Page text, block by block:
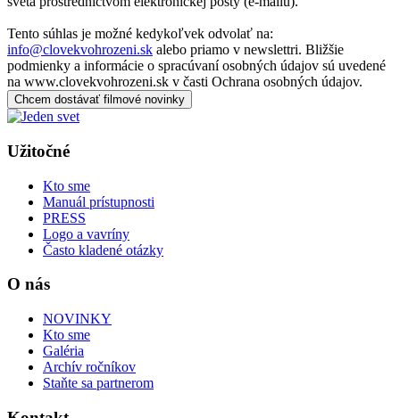
Tento súhlas je možné kedykoľvek odvolať na:
info@clovekvohrozeni.sk alebo priamo v newslettri. Bližšie
podmienky a informácie o spracúvaní osobných údajov sú uvedené
na www.clovekvohrozeni.sk v časti Ochrana osobných údajov.
Chcem dostávať filmové novinky
Užitočné
Kto sme
Manuál prístupnosti
PRESS
Logo a vavríny
Často kladené otázky
O nás
NOVINKY
Kto sme
Galéria
Archív ročníkov
Staňte sa partnerom